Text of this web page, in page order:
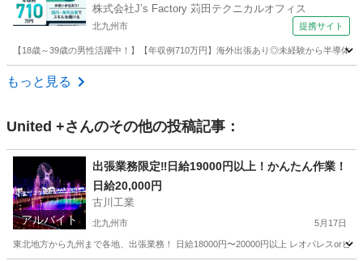
株式会社J’s Factory 苅田テクニカルオフィス
北九州市 提携サイト
【18歳～39歳の男性活躍中！】【年収例710万円】海外出張あり◎未経験から半導体
福岡 北九州市
もっと見る
United +さんのその他の投稿記事：
アルバイト
出張業務限定‼︎日給19000円以上！かんたん作業！
日給20,000円
古川工業
北九州市 5月17日
東北地方から九州まで各地、出張業務！ 日給18000円〜20000円以上 レオパレスorビ